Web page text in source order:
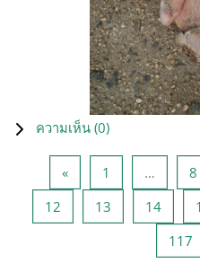
ความเห็น (0)
«Previous page
1 … 8
12 หน้า 1213 หน้า 1314หน้า
117